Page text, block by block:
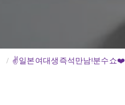
✌일본여대생즉석만남!분수쇼❤️